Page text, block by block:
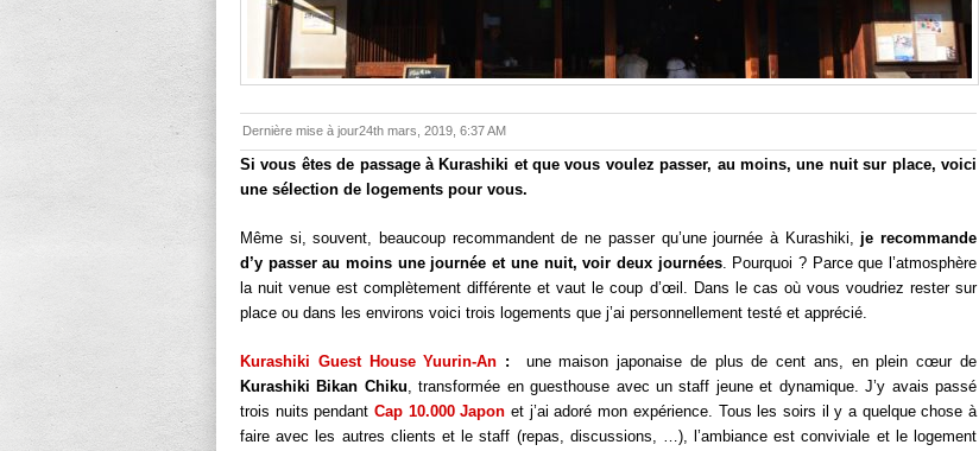
Dernière mise à jour24th mars, 2019, 6:37 AM
Si vous êtes de passage à Kurashiki et que vous voulez passer, au moins, une nuit sur place, voici
une sélection de logements pour vous.
Même si, souvent, beaucoup recommandent de ne passer qu’une journée à Kurashiki, je recommande
d’y passer au moins une journée et une nuit, voir deux journées. Pourquoi ? Parce que l’atmosphère
la nuit venue est complètement différente et vaut le coup d’œil. Dans le cas où vous voudriez rester sur
place ou dans les environs voici trois logements que j’ai personnellement testé et apprécié.
Kurashiki Guest House Yuurin-An : une maison japonaise de plus de cent ans, en plein cœur de
Kurashiki Bikan Chiku, transformée en guesthouse avec un staff jeune et dynamique. J’y avais passé
trois nuits pendantCap 10.000 Japon et j’ai adoré mon expérience. Tous les soirs il y a quelque chose à
faire avec les autres clients et le staff (repas, discussions, …), l’ambiance est conviviale et le logement